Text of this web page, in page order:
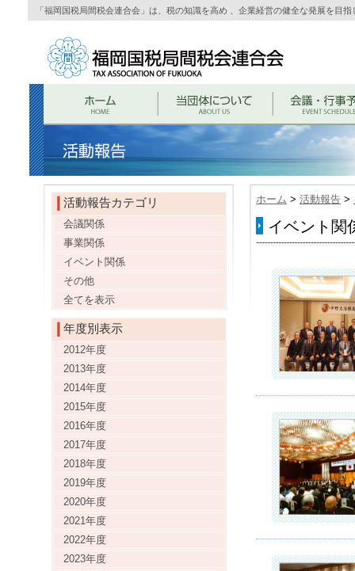
「福岡国税局間税会連合会」は、税の知識を高め 、企業経営の健全な発展を目指
ホーム > 活動報告 >
イベント
活動報告カテゴリ
会議関係
事業関係
イベント関係
その他
全てを表示
年度別表示
2012年度
2013年度
2014年度
2015年度
2016年度
2017年度
2018年度
2019年度
2020年度
2021年度
2022年度
2023年度